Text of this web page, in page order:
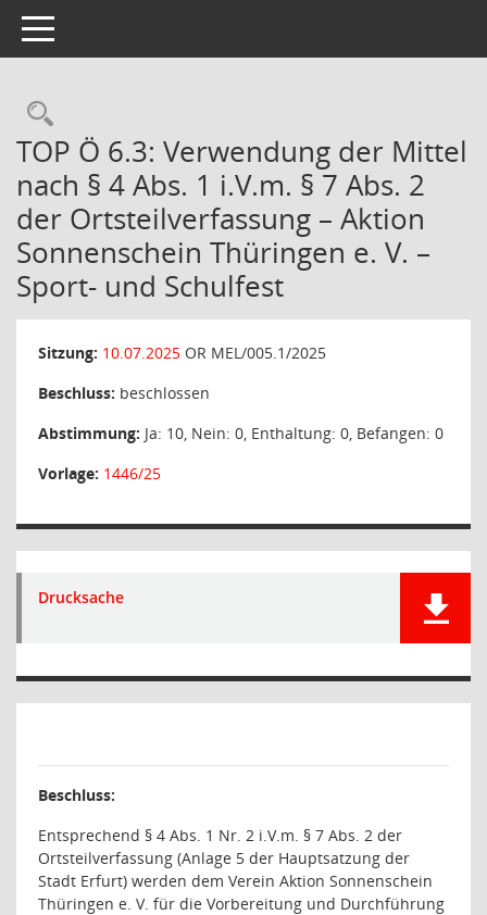
Toggle navigation
Rechercheauswahl
TOP Ö 6.3: Verwendung der Mittel
nach § 4 Abs. 1 i.V.m. § 7 Abs. 2
der Ortsteilverfassung – Aktion
Sonnenschein Thüringen e. V. –
Sport- und Schulfest
Sitzung: 10.07.2025 OR MEL/005.1/2025
Beschluss: beschlossen
Abstimmung: Ja: 10, Nein: 0, Enthaltung: 0, Befangen: 0
Vorlage: 1446/25
Drucksache
Beschluss:
Entsprechend § 4 Abs. 1 Nr. 2 i.V.m. § 7 Abs. 2 der
Ortsteilverfassung (Anlage 5 der Hauptsatzung der
Stadt Erfurt) werden dem Verein Aktion Sonnenschein
Thüringen e. V. für die Vorbereitung und Durchführung